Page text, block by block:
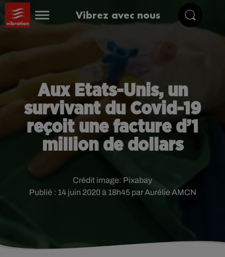
Vibrez avec nous
Aux Etats-Unis, un
survivant du Covid-19
reçoit une facture d’1
million de dollars
Publié : 14 juin 2020 à 18h45 par Aurélie AMCN
Crédit image: Pixabay